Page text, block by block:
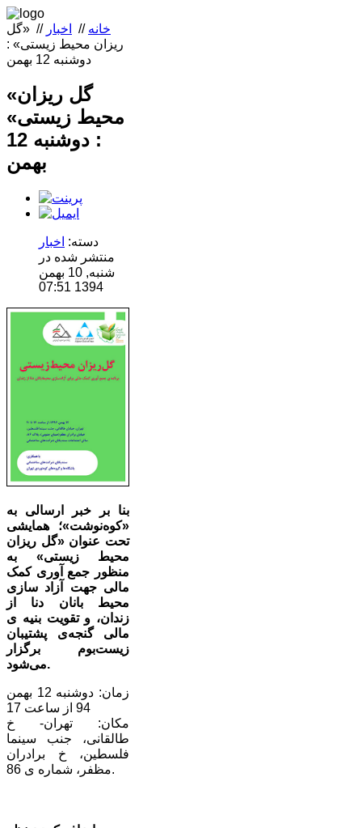
خانه // اخبار // «گل
ریزان محیط زیستی» :
دوشنبه 12 بهمن
«گل ریزان
محیط زیستی»
: دوشنبه 12
بهمن
دسته: اخبار
منتشر شده در
شنبه, 10 بهمن
1394 07:51
بنا بر خبر ارسالی به
«کوه‌نوشت»؛ همایشی
تحت عنوان «گل ریزان
محیط زیستی» به
منظور جمع آوری کمک
مالی جهت آزاد سازی
محیط بانان دنا از
زندان، و تقویت بنیه ی
مالی گنجه‌ی پشتیبان
زیست‌بوم برگزار
می‌شود.
زمان: دوشنبه 12 بهمن
مکان: تهران- خ
طالقانی، جنب سینما
فلسطین، خ برادران
مظفر، شماره ی 86.